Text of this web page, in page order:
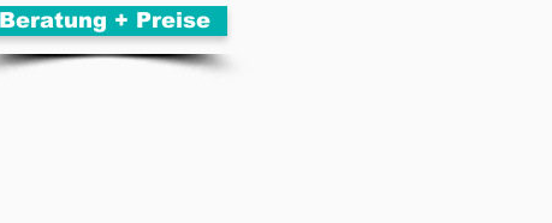
Beratung + Preise